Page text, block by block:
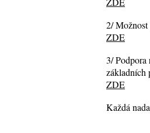
2/
ZDE
3/ Podpora
základních
ZDE
Každá